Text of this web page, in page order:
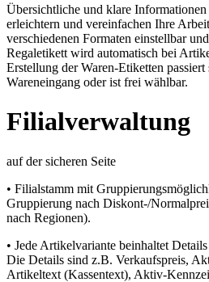
Übersichtliche und klare
erleichtern und vereinfachen Ihre
verschiedenen Formaten einstellbar
Regaletikett wird automatisch bei
Erstellung der Waren-Etiketten
Wareneingang oder ist frei wählbar.
Filialverwaltung
auf der sicheren Seite
• Filialstamm mit
Gruppierung nach Diskont-/
nach Regionen).
• Jede Artikelvariante beinhaltet
Die Details sind z.B. Verkaufspreis,
Artikeltext (Kassentext), Aktiv-